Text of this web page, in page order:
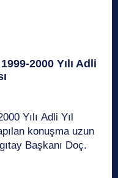
2000 Yılı Adli
Yılı Adli Yıl
konuşma uzun
Başkanı Doç.